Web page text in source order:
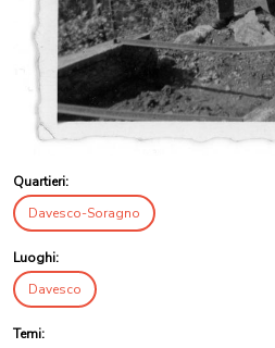
Quartieri:
Davesco-Soragno
Luoghi:
Davesco
Temi: